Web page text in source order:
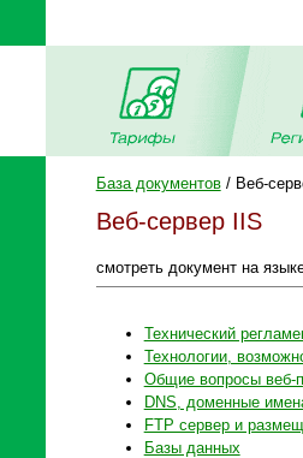
База документов/ Веб-
Веб-сервер IIS
смотреть документ на
Технический
Технологии,
Общие вопросы веб-
DNS, доменные
FTP сервер и
Базы данных